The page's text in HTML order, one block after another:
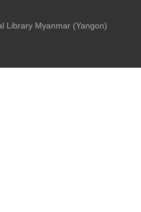
Library Myanmar (Yangon)